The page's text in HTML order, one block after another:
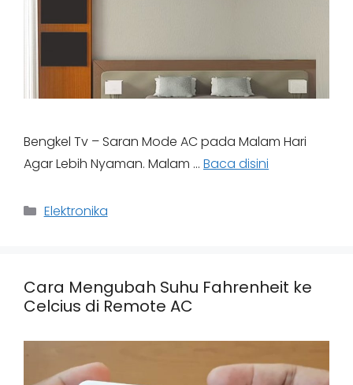
Bengkel Tv – Saran Mode AC pada Malam Hari
Agar Lebih Nyaman. Malam … Baca disini
Categories
Elektronika
Cara Mengubah Suhu Fahrenheit ke
Celcius di Remote AC